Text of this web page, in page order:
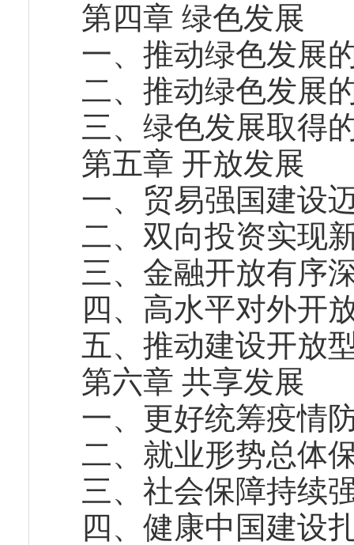
第四章 绿色发展
一、推动绿色发展
二、推动绿色发展
三、绿色发展取得
第五章 开放发展
一、贸易强国建设
二、双向投资实现
三、金融开放有序
四、高水平对外开
五、推动建设开放
第六章 共享发展
一、更好统筹疫情
二、就业形势总体
三、社会保障持续
四、健康中国建设